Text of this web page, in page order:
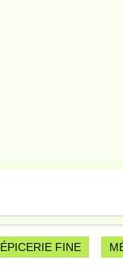
ÉPICERIE FINE